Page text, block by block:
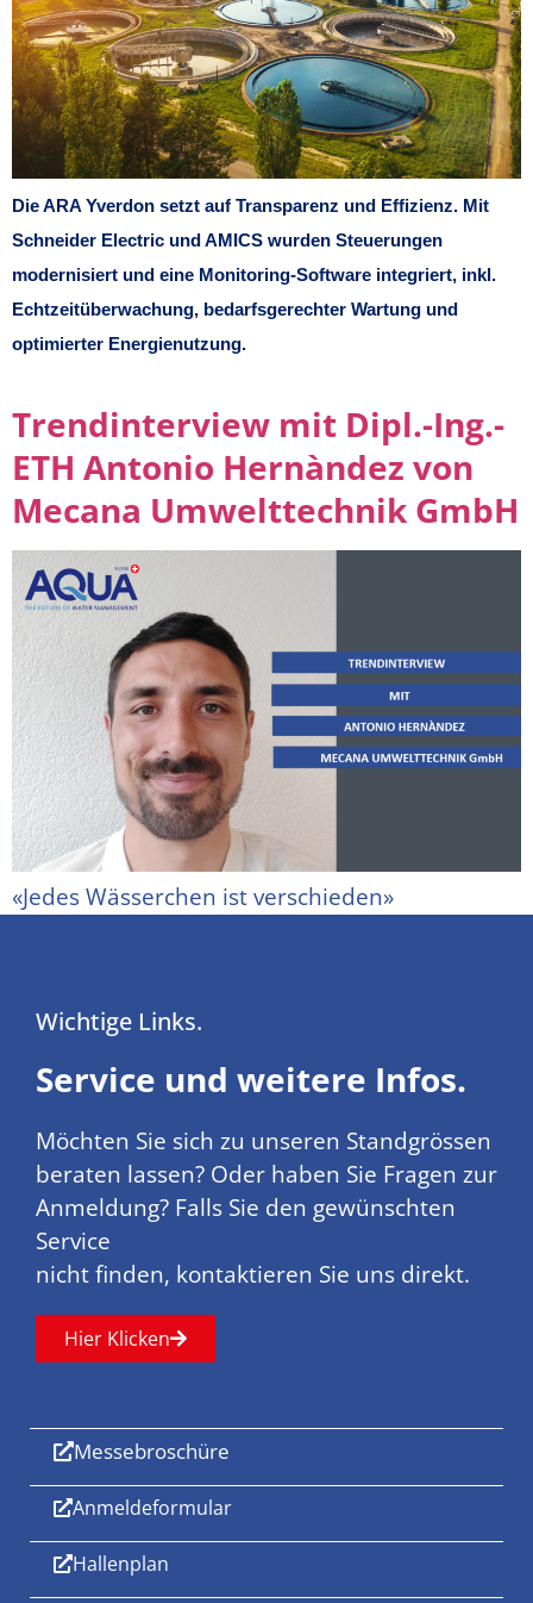
Die ARA Yverdon setzt auf Transparenz und Effizienz. Mit
Schneider Electric und AMICS wurden Steuerungen
modernisiert und eine Monitoring-Software integriert, inkl.
Echtzeitüberwachung, bedarfsgerechter Wartung und
optimierter Energienutzung.
Trendinterview mit Dipl.-Ing.-
ETH Antonio Hernàndez von
Mecana Umwelttechnik GmbH
«Jedes Wässerchen ist verschieden»
Wichtige Links.
Service und weitere Infos.
Möchten Sie sich zu unseren Standgrössen
beraten lassen? Oder haben Sie Fragen zur
Anmeldung? Falls Sie den gewünschten
Service
nicht finden, kontaktieren Sie uns direkt.
Hier Klicken
Messebroschüre
Anmeldeformular
Hallenplan